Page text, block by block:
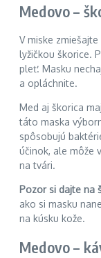
Medovo –
V miske
lyžičkou škorice.
pleť. Masku
a opláchnite.
Med aj škorica
táto maska
spôsobujú
účinok, ale môže
na tvári.
Pozor si dajte na
ako si masku
na kúsku kože.
Medovo –